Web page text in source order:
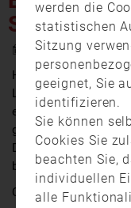
14. Dezember
Heute Vormittag
Landkreis Cham zu
einer Schreinerei
gewaltige
Das war aber nicht
bereits 2018
Quelle: TVA
werden die
statistischen
Sitzung
geeignet, Sie
identifizieren.
Sie können
Cookies Sie
beachten Sie,
individuellen
alle